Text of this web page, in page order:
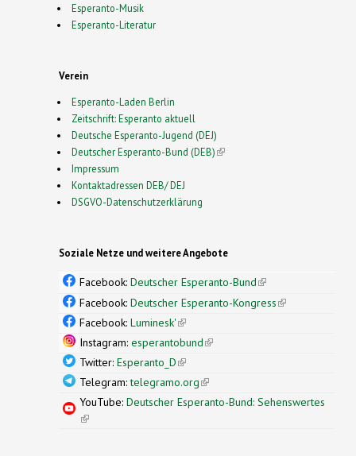
Esperanto-Musik
Esperanto-Literatur
Verein
Esperanto-Laden Berlin
Zeitschrift: Esperanto aktuell
Deutsche Esperanto-Jugend (DEJ)
Deutscher Esperanto-Bund (DEB)(link is external)
Impressum
Kontaktadressen DEB/ DEJ
DSGVO-Datenschutzerklärung
Soziale Netze und weitere Angebote
Facebook: Deutscher Esperanto-Bund(link is
external)
Facebook: Deutscher Esperanto-Kongress(link is
Facebook: Luminesk'(link is external)
Instagram: esperantobund(link is external)
Twitter: Esperanto_D(link is external)
Telegram:telegramo.org(link is external)
YouTube: Deutscher Esperanto-Bund: Sehenswertes
(link is external)